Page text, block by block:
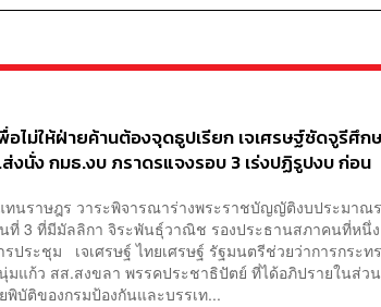
ไม่ให้ฝ่ายค้านต้องจุดธูปเรียก เจเศรษฐ์ซัดจูรีศึก
งนั่ง กมธ.งบ ภราดรแจงรอบ 3 เร่งปฏิรูปงบ ก่อน
ทนราษฎร วาระพิจารณาร่างพระราชบัญญัติงบประมาณ
ที่ 3 ที่มีมัลลิกา จิระพันธุ์วาณิช รองประธานสภาคนที่หนึ่
ประชุม เจเศรษฐ์ ไทยเศรษฐ์ รัฐมนตรีช่วยว่าการกระท
มแก้ว สส.สงขลา พรรคประชาธิปัตย์ ที่ได้อภิปรายในส่ว
บัติของกรมป้องกันและบรรเท...